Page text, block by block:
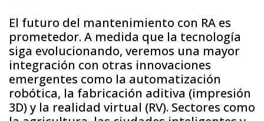
El futuro del mantenimiento con RA es
prometedor. A medida que la tecnología
siga evolucionando, veremos una mayor
integración con otras innovaciones
emergentes como la automatización
robótica, la fabricación aditiva (impresión
3D) y la realidad virtual (RV). Sectores como